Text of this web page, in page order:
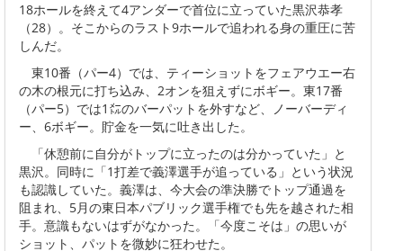
18ホールを終えて4アンダーで首位に立っていた黒沢恭孝
（28）。そこからのラスト9ホールで追われる身の重圧に苦
しんだ。
東10番（パー4）では、ティーショットをフェアウエー右
の木の根元に打ち込み、2オンを狙えずにボギー。東17番
（パー5）では1㍍のバーパットを外すなど、ノーバーディ
ー、6ボギー。貯金を一気に吐き出した。
「休憩前に自分がトップに立ったのは分かっていた」と
黒沢。同時に「1打差で義澤選手が追っている」という状況
も認識していた。義澤は、今大会の準決勝でトップ通過を
阻まれ、5月の東日本パブリック選手権でも先を越された相
手。意識もないはずがなかった。「今度こそは」の思いが
ショット、パットを微妙に狂わせた。